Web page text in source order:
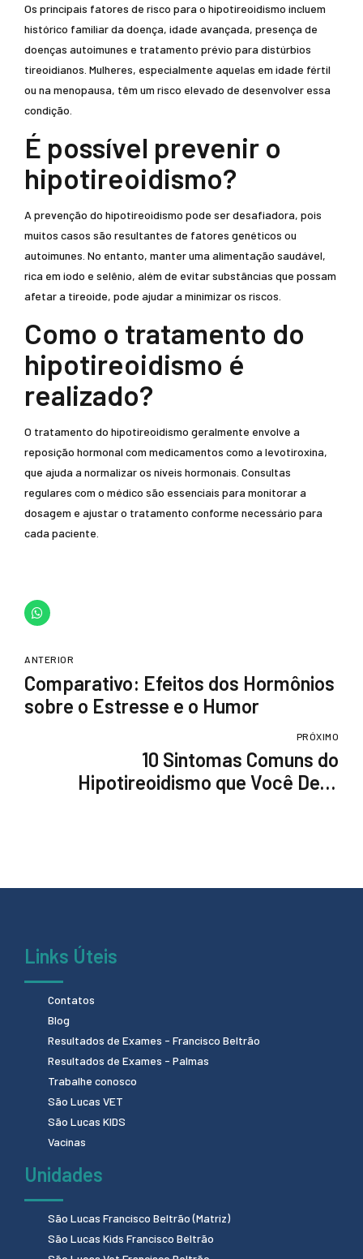
Os principais fatores de risco para o hipotireoidismo incluem
histórico familiar da doença, idade avançada, presença de
doenças autoimunes e tratamento prévio para distúrbios
tireoidianos. Mulheres, especialmente aquelas em idade fértil
ou na menopausa, têm um risco elevado de desenvolver essa
condição.
É possível prevenir o
hipotireoidismo?
A prevenção do hipotireoidismo pode ser desafiadora, pois
muitos casos são resultantes de fatores genéticos ou
autoimunes. No entanto, manter uma alimentação saudável,
rica em iodo e selênio, além de evitar substâncias que possam
afetar a tireoide, pode ajudar a minimizar os riscos.
Como o tratamento do
hipotireoidismo é
realizado?
O tratamento do hipotireoidismo geralmente envolve a
reposição hormonal com medicamentos como a levotiroxina,
que ajuda a normalizar os níveis hormonais. Consultas
regulares com o médico são essenciais para monitorar a
dosagem e ajustar o tratamento conforme necessário para
cada paciente.
ANTERIOR
Comparativo: Efeitos dos Hormônios
sobre o Estresse e o Humor
PRÓXIMO
10 Sintomas Comuns do
Hipotireoidismo que Você Deve
Links Úteis
Contatos
Blog
Resultados de Exames - Francisco Beltrão
Resultados de Exames - Palmas
Trabalhe conosco
São Lucas VET
São Lucas KIDS
Vacinas
Unidades
São Lucas Francisco Beltrão (Matriz)
São Lucas Kids Francisco Beltrão